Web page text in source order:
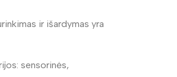
ir išardymas yra
sensorinės,